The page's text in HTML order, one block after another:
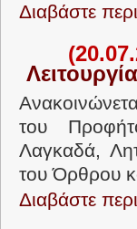
Διαβάστε
του
Λαγκαδά,
του Όρθρου
Διαβάστε